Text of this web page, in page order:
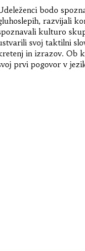
bodo
razvijali
kulturo
svoj taktilni
in izrazov. Ob
prvi pogovor v